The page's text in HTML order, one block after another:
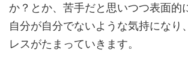
か？とか、苦手だと思いつつ表面的
自分が自分でないような気持になり
レスがたまっていきます。